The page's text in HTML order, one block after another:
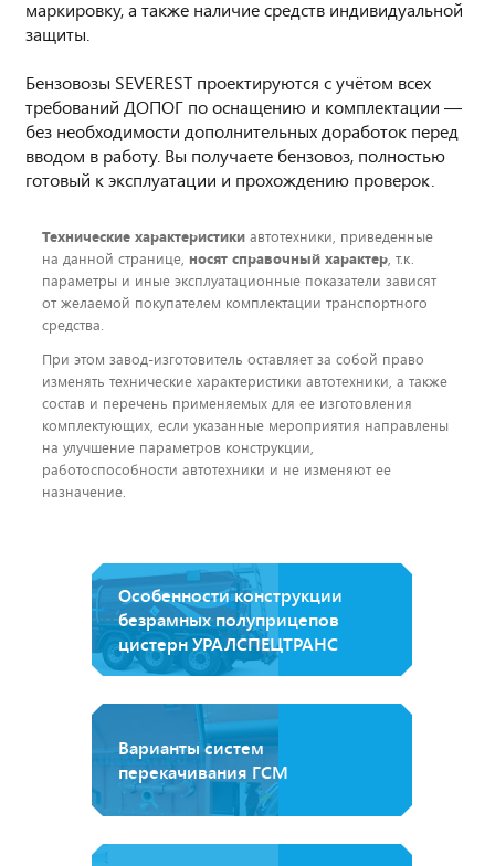
маркировку, а также наличие средств индивидуальной
защиты.
Бензовозы SEVEREST проектируются с учётом всех
требований ДОПОГ по оснащению и комплектации —
без необходимости дополнительных доработок перед
вводом в работу. Вы получаете бензовоз, полностью
готовый к эксплуатации и прохождению проверок.
Технические характеристики автотехники, приведенные
на данной странице, носят справочный характер, т.к.
параметры и иные эксплуатационные показатели зависят
от желаемой покупателем комплектации транспортного
средства.
При этом завод-изготовитель оставляет за собой право
изменять технические характеристики автотехники, а также
состав и перечень применяемых для ее изготовления
комплектующих, если указанные мероприятия направлены
на улучшение параметров конструкции,
работоспособности автотехники и не изменяют ее
назначение.
Особенности конструкции
безрамных полуприцепов
цистерн УРАЛСПЕЦТРАНС
Варианты систем
перекачивания ГСМ